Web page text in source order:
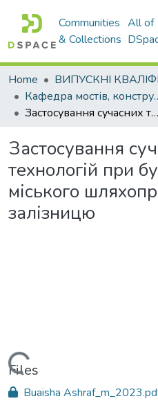
Communities
& Collections
All of
Home
Кафедра мостів,
Застосування сучасних технологій при будівництві міського шляхопроводу через залізницю
Застосування
технологій при
міського
залізницю
Loading...
Files
Buaisha